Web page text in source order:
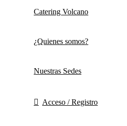
Catering Volcano
¿Quienes somos?
Nuestras Sedes
Acceso / Registro